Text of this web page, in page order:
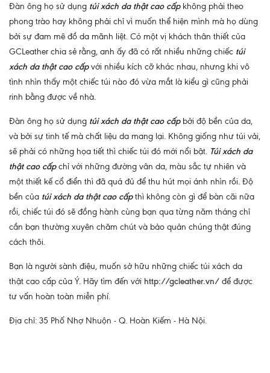
Đàn ông họ sử dụng túi xách da thật cao cấpkhông phải theo
phong trào hay không phải chỉ vì muốn thể hiện mình mà họ dùng
bởi sự đam mê đồ da mãnh liệt. Có một vị khách thân thiết của
GCLeather chia sẻ rằng, anh ấy đã có rất nhiều những chiếc túi
xách da thật cao cấpvới nhiều kích cỡ khác nhau, nhưng khi vô
tình nhìn thấy một chiếc túi nào đó vừa mắt là kiểu gì cũng phải
rinh bằng được về nhà.
Đàn ông họ sử dụng túi xách da thật cao cấpbởi độ bền của da,
và bởi sự tinh tế mà chất liệu da mang lại. Không giống như túi vải,
sẽ phải có những họa tiết thì chiếc túi đó mới nổi bật. Túi xách da
thật cao cấpchỉ với những đường vân da, màu sắc tự nhiên và
một thiết kế cổ điển thì đã quá đủ để thu hút mọi ánh nhìn rồi. Độ
bền của túi xách da thật cao cấpthì không còn gì để bàn cãi nữa
rồi, chiếc túi đó sẽ đồng hành cùng bạn qua từng năm tháng chỉ
cần bạn thường xuyên chăm chút và bảo quản chúng thật đúng
cách thôi.
Bạn là người sành điệu, muốn sở hữu những chiếc túi xách da
thật cao cấp của Ý. Hãy tìm đến với http://gcleather.vn/ để được
tư vấn hoàn toàn miễn phí.
Địa chỉ: 35 Phố Nhợ Nhuộn - Q. Hoàn Kiếm - Hà Nội.